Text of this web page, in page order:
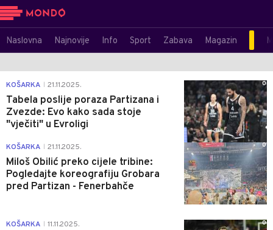
Naslovna Najnovije Info Sport Zabava Magazin
KOŠARKA 21.11.2025.
Tabela poslije poraza Partizana i
Zvezde: Evo kako sada stoje
"vječiti" u Evroligi
0
KOŠARKA 21.11.2025.
Miloš Obilić preko cijele tribine:
Pogledajte koreografiju Grobara
pred Partizan - Fenerbahče
0
KOŠARKA 11.11.2025. 0